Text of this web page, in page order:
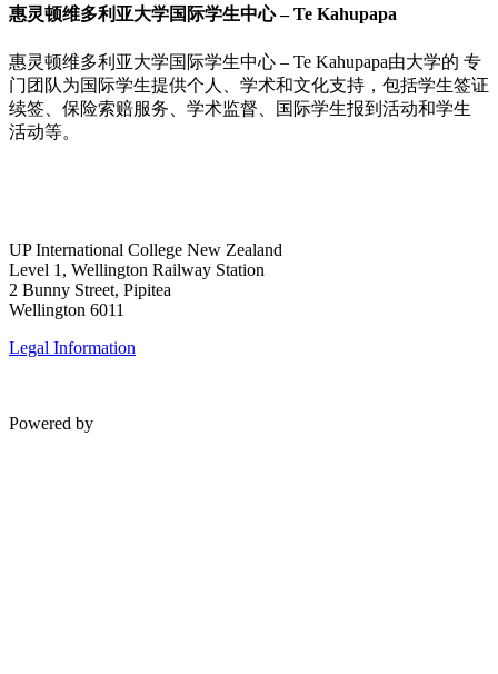
惠灵顿维多利亚大学国际学生中心 – Te Kahupapa
惠灵顿维多利亚大学国际学生中心 – Te Kahupapa由大学的 专
门团队为国际学生提供个人、学术和文化支持，包括学生签证
续签、保险索赔服务、学术监督、国际学生报到活动和学生
活动等。
UP International College New Zealand
Level 1, Wellington Railway Station
2 Bunny Street, Pipitea
Wellington 6011
Legal Information
Powered by